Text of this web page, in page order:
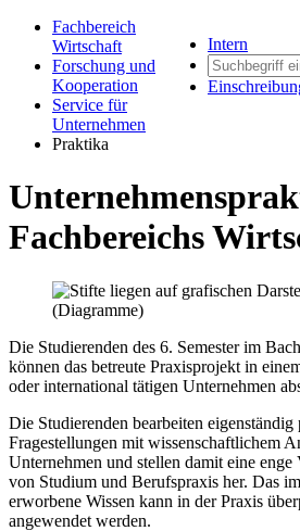
Intern
Fachbereich
Wirtschaft
Forschung und
Kooperation
Service für
Unternehmen
Praktika
Fachbereichs
Die Studierenden des 6. Semester im
können das betreute Praxisprojekt in
oder international tätigen Unternehmen
Die Studierenden bearbeiten eigenständig
Fragestellungen mit wissenschaftlichem
Unternehmen und stellen damit eine enge
von Studium und Berufspraxis her. Das
erworbene Wissen kann in der Praxis
angewendet werden.